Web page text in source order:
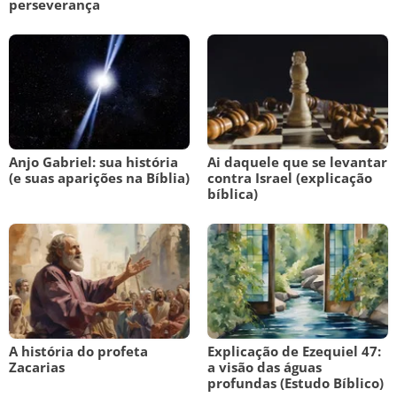
perseverança
Anjo Gabriel: sua história
(e suas aparições na Bíblia)
Ai daquele que se levantar
contra Israel (explicação
bíblica)
A história do profeta
Zacarias
Explicação de Ezequiel 47:
a visão das águas
profundas (Estudo Bíblico)